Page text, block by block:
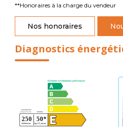
**Honoraires à la charge du vendeur
Nos honoraires
Diagnostics